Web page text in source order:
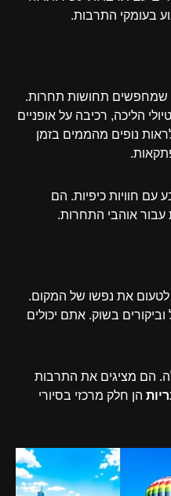
בעומקי התרבות.
שמחפשים תחושות תחרות.
הליכה, רכיבה על אופניים
נופים מהממים בזמן
עם חוויות כיפיות. הם
אוהבי התחרות.
לטעום את נפשו של המקום.
בשוק. אתם יכולים
הם מציגים את התרבות
הן חלק מרכזי בסיורי